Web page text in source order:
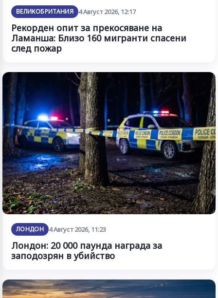
ВЕЛИКОБРИТАНИЯ 4 Август 2026, 12:17
Рекорден опит за прекосяване на
Ламанша: Близо 160 мигранти спасени
след пожар
ЛОНДОН 4 Август 2026, 11:23
Лондон: 20 000 паунда награда за
заподозрян в убийство